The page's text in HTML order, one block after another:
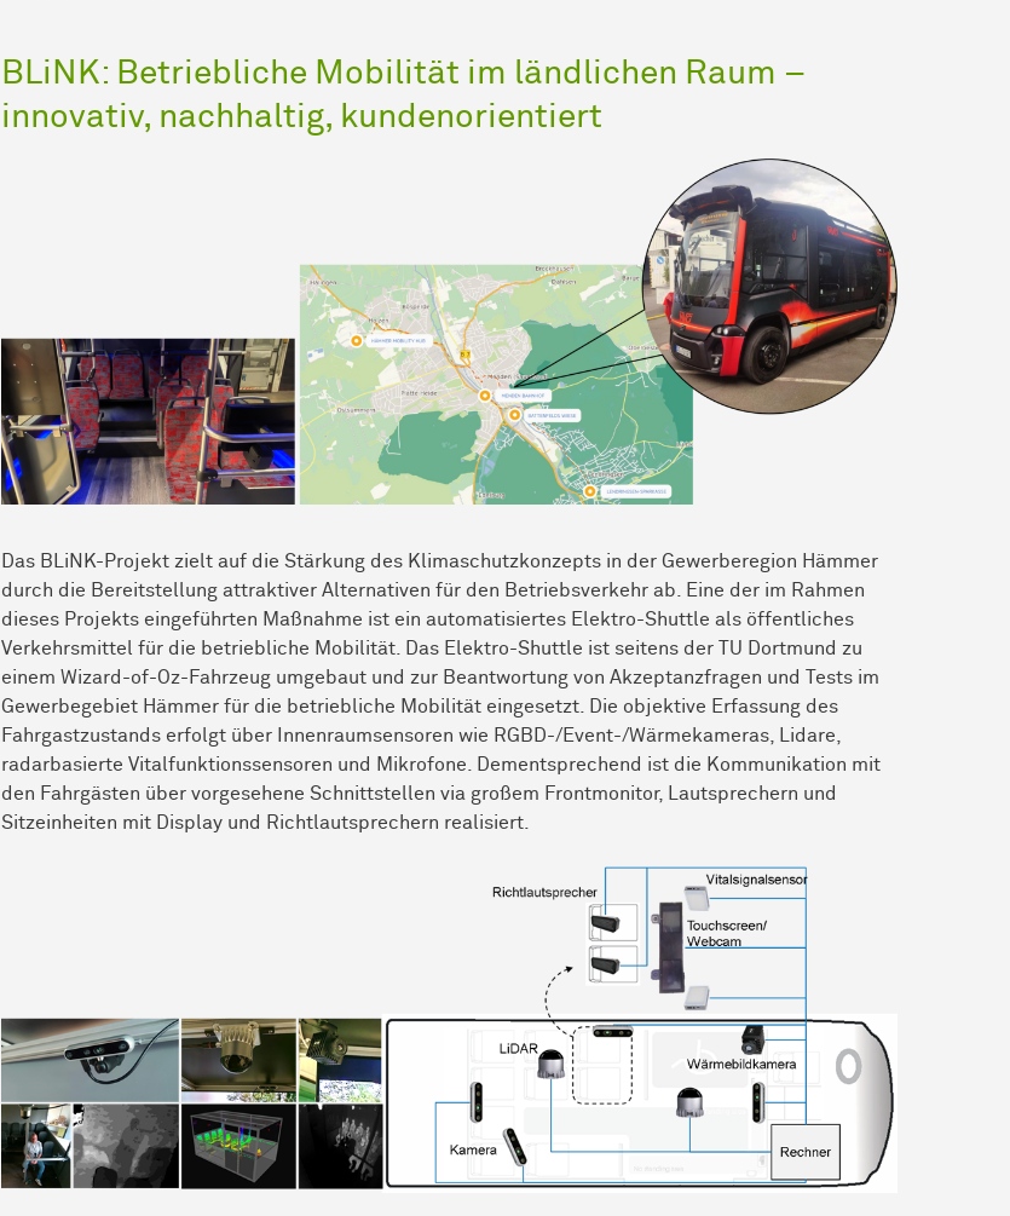
BLiNK: Betriebliche Mobilität im ländlichen Raum –
innovativ, nachhaltig, kundenorientiert
Das BLiNK-Projekt zielt auf die Stärkung des Klimaschutzkonzepts in der Gewerberegion Hämmer
durch die Bereitstellung attraktiver Alternativen für den Betriebsverkehr ab. Eine der im Rahmen
dieses Projekts eingeführten Maßnahme ist ein automatisiertes Elektro-Shuttle als öffentliches
Verkehrsmittel für die betriebliche Mobilität. Das Elektro-Shuttle ist seitens der TU Dortmund zu
einem Wizard-of-Oz-Fahrzeug umgebaut und zur Beantwortung von Akzeptanzfragen und Tests im
Gewerbegebiet Hämmer für die betriebliche Mobilität eingesetzt. Die objektive Erfassung des
Fahrgastzustands erfolgt über Innenraumsensoren wie RGBD-/Event-/Wärmekameras, Lidare,
radarbasierte Vitalfunktionssensoren und Mikrofone. Dementsprechend ist die Kommunikation mit
den Fahrgästen über vorgesehene Schnittstellen via großem Frontmonitor, Lautsprechern und
Sitzeinheiten mit Display und Richtlautsprechern realisiert.